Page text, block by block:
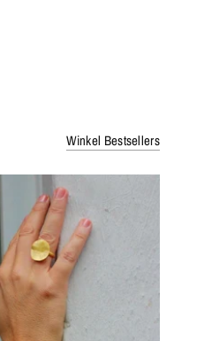
Winkel Bestsellers